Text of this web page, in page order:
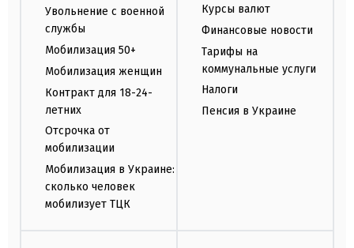
Увольнение с военной
службы
Мобилизация 50+
Мобилизация женщин
Контракт для 18-24-
летних
Отсрочка от
мобилизации
Мобилизация в Украине:
сколько человек
мобилизует ТЦК
Курсы валют
Финансовые новости
Тарифы на
коммунальные услуги
Налоги
Пенсия в Украине